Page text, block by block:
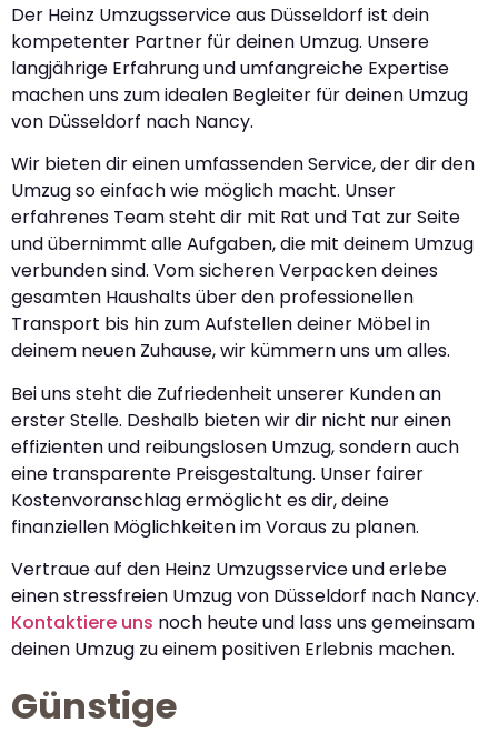
Der Heinz Umzugsservice aus Düsseldorf ist dein
kompetenter Partner für deinen Umzug. Unsere
langjährige Erfahrung und umfangreiche Expertise
machen uns zum idealen Begleiter für deinen Umzug
von Düsseldorf nach Nancy.
Wir bieten dir einen umfassenden Service, der dir den
Umzug so einfach wie möglich macht. Unser
erfahrenes Team steht dir mit Rat und Tat zur Seite
und übernimmt alle Aufgaben, die mit deinem Umzug
verbunden sind. Vom sicheren Verpacken deines
gesamten Haushalts über den professionellen
Transport bis hin zum Aufstellen deiner Möbel in
deinem neuen Zuhause, wir kümmern uns um alles.
Bei uns steht die Zufriedenheit unserer Kunden an
erster Stelle. Deshalb bieten wir dir nicht nur einen
effizienten und reibungslosen Umzug, sondern auch
eine transparente Preisgestaltung. Unser fairer
Kostenvoranschlag ermöglicht es dir, deine
finanziellen Möglichkeiten im Voraus zu planen.
Vertraue auf den Heinz Umzugsservice und erlebe
einen stressfreien Umzug von Düsseldorf nach Nancy.
Kontaktiere uns noch heute und lass uns gemeinsam
deinen Umzug zu einem positiven Erlebnis machen.
Günstige